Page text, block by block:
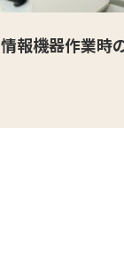
情報機器作業時